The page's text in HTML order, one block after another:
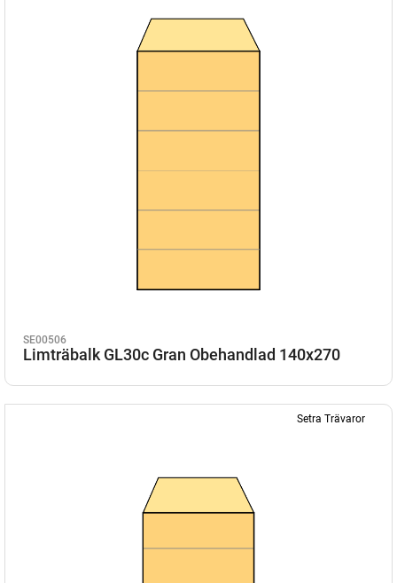
SE00506
Limträbalk GL30c Gran Obehandlad 140x270
Setra Trävaror